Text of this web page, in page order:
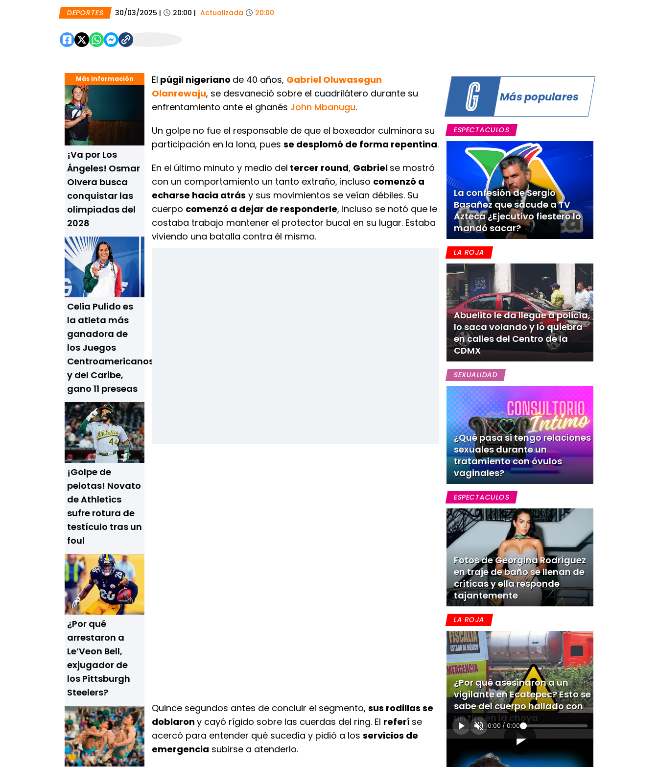
DEPORTES 30/03/2025 | 20:00 | Actualizada 20:00
Más Información
¡Va por Los
Ángeles! Osmar
Olvera busca
conquistar las
olimpiadas del
2028
Celia Pulido es
la atleta más
ganadora de
los Juegos
Centroamericanos
y del Caribe,
gano 11 preseas
¡Golpe de
pelotas! Novato
de Athletics
sufre rotura de
testículo tras un
foul
¿Por qué
arrestaron a
Le’Veon Bell,
exjugador de
los Pittsburgh
Steelers?
El púgil nigeriano de 40 años, Gabriel Oluwasegun
Olanrewaju, se desvaneció sobre el cuadrilátero durante su
enfrentamiento ante el ghanés John Mbanugu.
Un golpe no fue el responsable de que el boxeador culminara su
participación en la lona, pues se desplomó de forma repentina.
En el último minuto y medio del tercer round, Gabriel se mostró
con un comportamiento un tanto extraño, incluso comenzó a
echarse hacia atrás y sus movimientos se veían débiles. Su
cuerpo comenzó a dejar de responderle, incluso se notó que le
costaba trabajo mantener el protector bucal en su lugar. Estaba
viviendo una batalla contra él mismo.
Quince segundos antes de concluir el segmento, sus rodillas se
doblaron y cayó rígido sobre las cuerdas del ring. El referí se
acercó para entender qué sucedía y pidió a los servicios de
emergencia subirse a atenderlo.
Más populares
ESPECTACULOS
La confesión de Sergio
Basañez que sacude a TV
Azteca ¿Ejecutivo fiestero lo
mandó sacar?
LA ROJA
Abuelito le da llegue a policía,
lo saca volando y lo quiebra
en calles del Centro de la
CDMX
SEXUALIDAD
¿Qué pasa si tengo relaciones
sexuales durante un
tratamiento con óvulos
vaginales?
ESPECTACULOS
Fotos de Georgina Rodríguez
en traje de baño se llenan de
críticas y ella responde
tajantemente
LA ROJA
¿Por qué asesinaron a un
vigilante en Ecatepec? Esto se
sabe del cuerpo hallado con
un tiro en la choya
0:00 / 0:00
[Publicidad]